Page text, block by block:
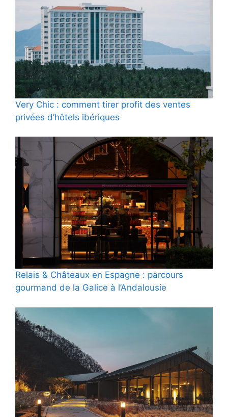
Very Chic : comment tirer profit des ventes
privées d’hôtels ibériques
Relais & Châteaux en Espagne : parcours
gourmand de la Galice à l’Andalousie